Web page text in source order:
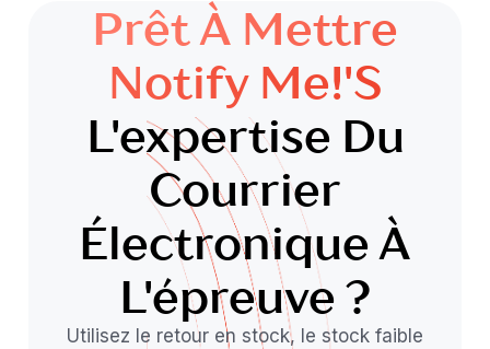
Prêt À Mettre
Notify Me!'s
L'expertise Du
Courrier
Électronique À
L'épreuve ?
Utilisez le retour en stock, le stock faible